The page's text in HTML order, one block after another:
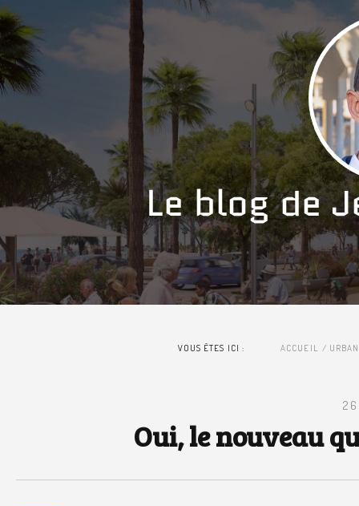
VOUS ÊTES ICI : ACCUEIL
26
Oui, le nouveau